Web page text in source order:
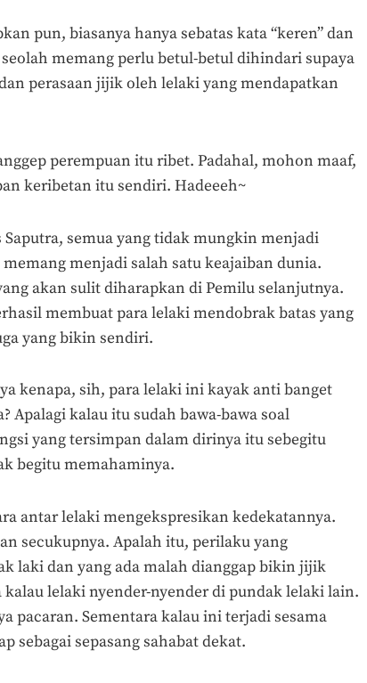
pun, biasanya hanya sebatas kata “keren” dan
memang perlu betul-betul dihindari supaya
perasaan jijik oleh lelaki yang mendapatkan
perempuan itu ribet. Padahal, mohon maaf,
keribetan itu sendiri. Hadeeeh~
semua yang tidak mungkin menjadi
menjadi salah satu keajaiban dunia.
akan sulit diharapkan di Pemilu selanjutnya.
membuat para lelaki mendobrak batas yang
yang bikin sendiri.
kenapa, sih, para lelaki ini kayak anti banget
Apalagi kalau itu sudah bawa-bawa soal
yang tersimpan dalam dirinya itu sebegitu
begitu memahaminya.
antar lelaki mengekspresikan kedekatannya.
secukupnya. Apalah itu, perilaku yang
laki dan yang ada malah dianggap bikin jijik
lelaki nyender-nyender di pundak lelaki lain.
pacaran. Sementara kalau ini terjadi sesama
sebagai sepasang sahabat dekat.